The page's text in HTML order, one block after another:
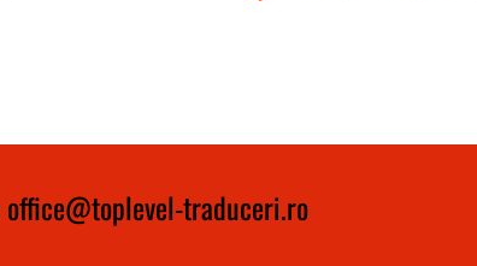
office@toplevel-traduceri.ro